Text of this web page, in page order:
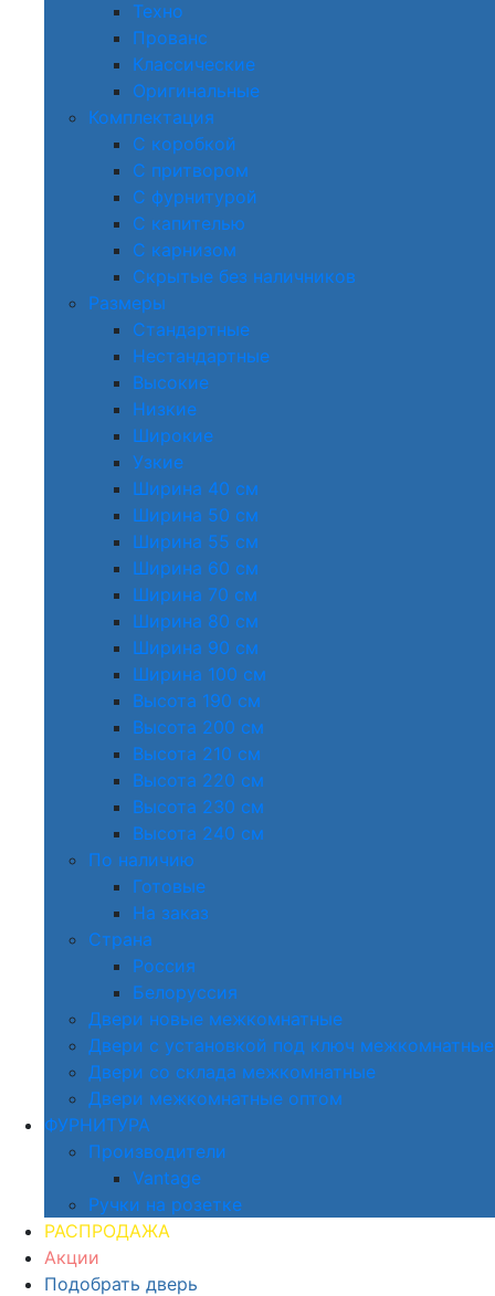
Техно
Прованс
Классические
Оригинальные
Комплектация
С коробкой
С притвором
С фурнитурой
С капителью
С карнизом
Скрытые без наличников
Размеры
Стандартные
Нестандартные
Высокие
Низкие
Широкие
Узкие
Ширина 40 см
Ширина 50 см
Ширина 55 см
Ширина 60 см
Ширина 70 см
Ширина 80 см
Ширина 90 см
Ширина 100 см
Высота 190 см
Высота 200 см
Высота 210 см
Высота 220 см
Высота 230 см
Высота 240 см
По наличию
Готовые
На заказ
Страна
Россия
Белоруссия
Двери новые межкомнатные
Двери с установкой под ключ межкомнатные
Двери со склада межкомнатные
Двери межкомнатные оптом
ФУРНИТУРА
Производители
Vantage
Ручки на розетке
РАСПРОДАЖА
Акции
Подобрать дверь